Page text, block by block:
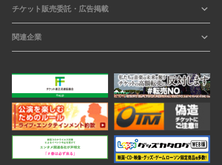
チケット販売委託・広告掲載
関連企業